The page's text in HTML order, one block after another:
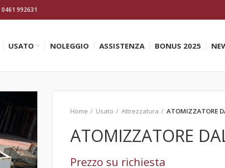
0461 992631
USATO NOLEGGIO ASSISTENZA BONUS 2025
Home Usato Attrezzatura ATOMIZZATORE
ATOMIZZATORE
Prezzo su richiesta